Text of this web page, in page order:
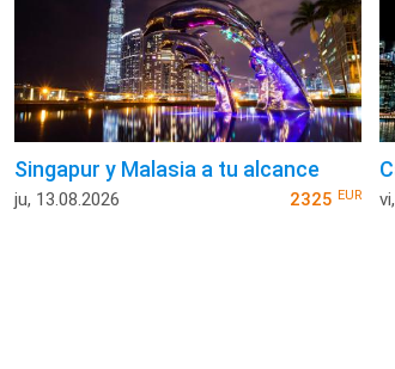
Singapur y Malasia a tu alcance
ju, 13.08.2026 2325 EUR